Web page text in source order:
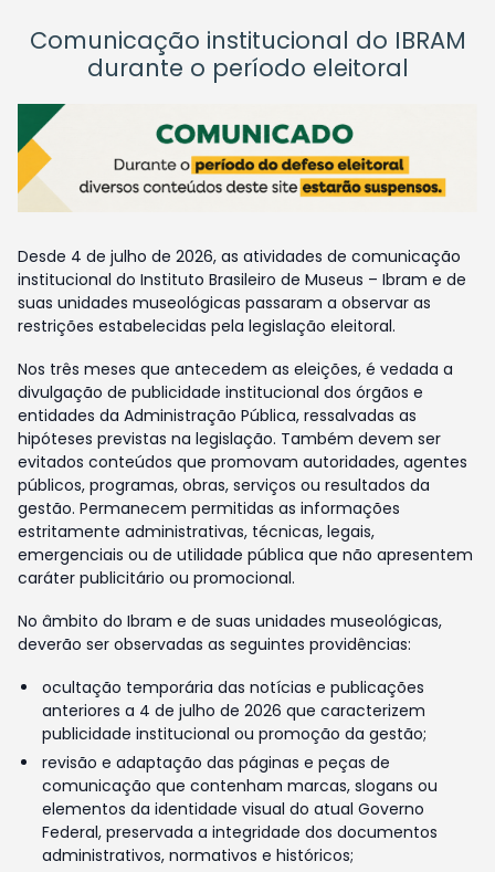
Comunicação institucional do IBRAM
durante o período eleitoral
Desde 4 de julho de 2026, as atividades de comunicação
institucional do Instituto Brasileiro de Museus – Ibram e de
suas unidades museológicas passaram a observar as
restrições estabelecidas pela legislação eleitoral.
Nos três meses que antecedem as eleições, é vedada a
divulgação de publicidade institucional dos órgãos e
entidades da Administração Pública, ressalvadas as
hipóteses previstas na legislação. Também devem ser
evitados conteúdos que promovam autoridades, agentes
públicos, programas, obras, serviços ou resultados da
gestão. Permanecem permitidas as informações
estritamente administrativas, técnicas, legais,
emergenciais ou de utilidade pública que não apresentem
caráter publicitário ou promocional.
No âmbito do Ibram e de suas unidades museológicas,
deverão ser observadas as seguintes providências:
ocultação temporária das notícias e publicações
anteriores a 4 de julho de 2026 que caracterizem
publicidade institucional ou promoção da gestão;
revisão e adaptação das páginas e peças de
comunicação que contenham marcas, slogans ou
elementos da identidade visual do atual Governo
Federal, preservada a integridade dos documentos
administrativos, normativos e históricos;